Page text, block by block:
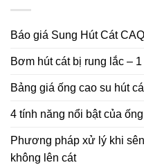
Báo giá Sung Hút Cát
Bơm hút cát bị rung lắc –
Bảng giá ống cao su hút
4 tính năng nổi bật của
Phương pháp xử lý khi
không lên cát